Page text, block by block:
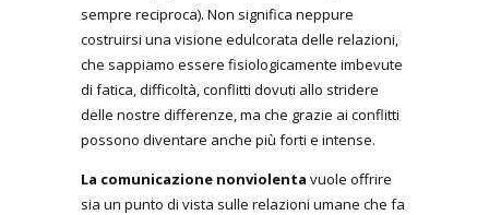
sempre reciproca). Non significa neppure
costruirsi una visione edulcorata delle relazioni,
che sappiamo essere fisiologicamente imbevute
di fatica, difficoltà, conflitti dovuti allo stridere
delle nostre differenze, ma che grazie ai conflitti
possono diventare anche più forti e intense.
La comunicazione nonviolenta vuole offrire
sia un punto di vista sulle relazioni umane che fa